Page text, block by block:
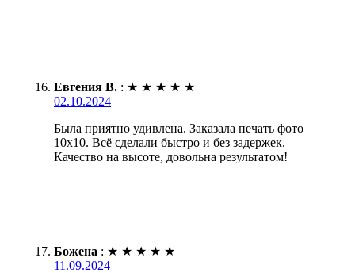
Евгения В. : ★ ★ ★ ★ ★
02.10.2024
Была приятно удивлена. Заказала печать фото
10х10. Всё сделали быстро и без задержек.
Качество на высоте, довольна результатом!
Божена : ★ ★ ★ ★ ★
11.09.2024